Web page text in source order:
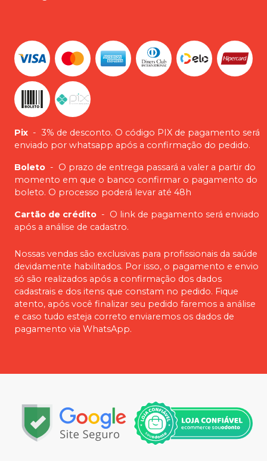
Pix - 3% de desconto. O código PIX de pagamento será
enviado por whatsapp após a confirmação do pedido.
Boleto - O prazo de entrega passará a valer a partir do
momento em que o banco confirmar o pagamento do
boleto. O processo poderá levar até 48h
Cartão de crédito - O link de pagamento será enviado
após a análise de cadastro.
Nossas vendas são exclusivas para profissionais da saúde
devidamente habilitados. Por isso, o pagamento e envio
só são realizados após a confirmação dos dados
cadastrais e dos itens que constam no pedido. Fique
atento, após você finalizar seu pedido faremos a análise
e caso tudo esteja correto enviaremos os dados de
pagamento via WhatsApp.